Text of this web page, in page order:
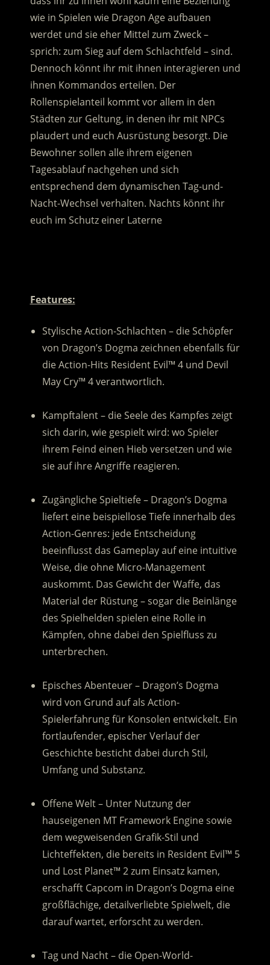
wie in Spielen wie Dragon Age aufbauen
werdet und sie eher Mittel zum Zweck –
sprich: zum Sieg auf dem Schlachtfeld – sind.
Dennoch könnt ihr mit ihnen interagieren und
ihnen Kommandos erteilen. Der
Rollenspielanteil kommt vor allem in den
Städten zur Geltung, in denen ihr mit NPCs
plaudert und euch Ausrüstung besorgt. Die
Bewohner sollen alle ihrem eigenen
Tagesablauf nachgehen und sich
entsprechend dem dynamischen Tag-und-
Nacht-Wechsel verhalten. Nachts könnt ihr
euch im Schutz einer Laterne
Features:
Stylische Action-Schlachten – die Schöpfer
von Dragon’s Dogma zeichnen ebenfalls für
die Action-Hits Resident Evil™ 4 und Devil
May Cry™ 4 verantwortlich.
Kampftalent – die Seele des Kampfes zeigt
sich darin, wie gespielt wird: wo Spieler
ihrem Feind einen Hieb versetzen und wie
sie auf ihre Angriffe reagieren.
Zugängliche Spieltiefe – Dragon’s Dogma
liefert eine beispiellose Tiefe innerhalb des
Action-Genres: jede Entscheidung
beeinflusst das Gameplay auf eine intuitive
Weise, die ohne Micro-Management
auskommt. Das Gewicht der Waffe, das
Material der Rüstung – sogar die Beinlänge
des Spielhelden spielen eine Rolle in
Kämpfen, ohne dabei den Spielfluss zu
unterbrechen.
Episches Abenteuer – Dragon’s Dogma
wird von Grund auf als Action-
Spielerfahrung für Konsolen entwickelt. Ein
fortlaufender, epischer Verlauf der
Geschichte besticht dabei durch Stil,
Umfang und Substanz.
Offene Welt – Unter Nutzung der
hauseigenen MT Framework Engine sowie
dem wegweisenden Grafik-Stil und
Lichteffekten, die bereits in Resident Evil™ 5
und Lost Planet™ 2 zum Einsatz kamen,
erschafft Capcom in Dragon’s Dogma eine
großflächige, detailverliebte Spielwelt, die
darauf wartet, erforscht zu werden.
Tag und Nacht – die Open-World-